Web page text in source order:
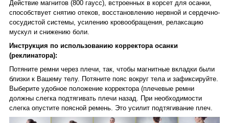
Действие магнитов (800 гаусс), встроенных в корсет для осанки,
способствует снятию отеков, восстановлению нервной и сердечно-
сосудистой системы, усилению кровообращения, релаксацию
мускул и снижению боли.
Инструкция по использованию корректора осанки
(реклинатора):
Потяните ремни через плечи, так, чтобы магнитные вкладки были
близки к Вашему телу. Потяните пояс вокруг тела и зафиксируйте.
Выберите удобное положение корректора (плечевые ремни
должны слегка подтягивать плечи назад. При необходимости
слегка опустите поясной ремень. Это усилит подтягивание плеч.